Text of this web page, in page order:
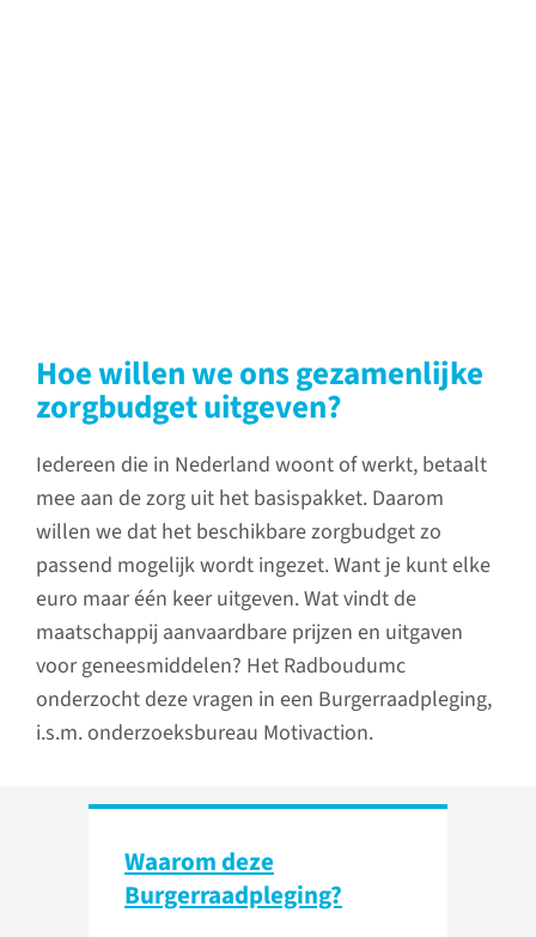
Hoe willen we ons gezamenlijke
zorgbudget uitgeven?
Iedereen die in Nederland woont of werkt, betaalt
mee aan de zorg uit het basispakket. Daarom
willen we dat het beschikbare zorgbudget zo
passend mogelijk wordt ingezet. Want je kunt elke
euro maar één keer uitgeven. Wat vindt de
maatschappij aanvaardbare prijzen en uitgaven
voor geneesmiddelen? Het Radboudumc
onderzocht deze vragen in een Burgerraadpleging,
i.s.m. onderzoeksbureau Motivaction.
Waarom deze
Burgerraadpleging?